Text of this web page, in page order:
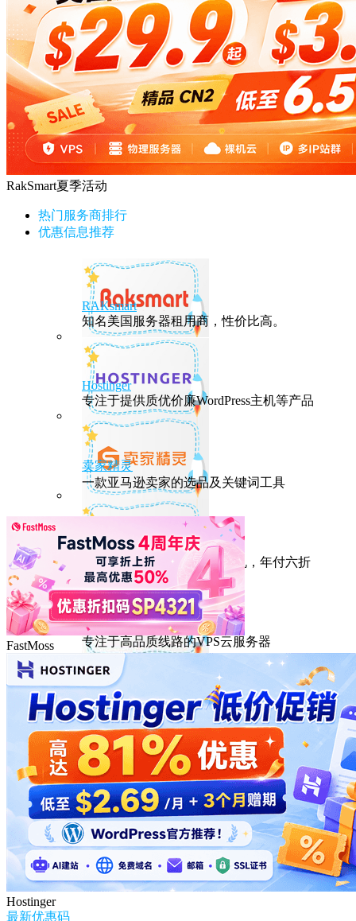
RakSmart夏季活动
热门服务商排行
优惠信息推荐
RAKsmart
知名美国服务器租用商，性价比高。
Hostinger
专注于提供质优价廉WordPress主机等产品
卖家精灵
一款亚马逊卖家的选品及关键词工具
HostEase
性能出众的高性价比美国主机，年付六折
DMIT
专注于高品质线路的VPS云服务器
FastMoss
Hostinger
最新优惠码